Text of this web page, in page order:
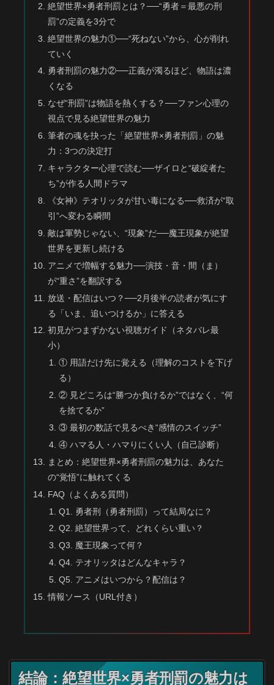
絶望世界×勇者刑罰とは？──“勇者＝最悪の刑
罰”の定義を3分で
絶望世界の魅力①──“死ねない”から、心が削れ
ていく
勇者刑罰の魅力②──正義が濁るほど、物語は濃
くなる
なぜ“刑罰”は物語を熱くする？──ファン心理の
視点で見る絶望世界の魅力
筆者の魂を抉った「絶望世界×勇者刑罰」の魅
力：3つの決定打
キャラクター心理で読む──ザイロと“破綻者た
ち”が作る人間ドラマ
《女神》テオリッタが甘い毒になる──救済が“取
引”へ変わる瞬間
敵は軍勢じゃない、“現象”だ──魔王現象が絶望
世界を更新し続ける
アニメで増幅する魅力──演技・音・間（ま）
が“重さ”を翻訳する
放送・配信はいつ？──2月後半の読者が気にす
る「いま、追いつけるか」に答える
初見がつまずかない視聴ガイド（ネタバレ最
小）
① 用語だけ先に覚える（理解のコストを下げ
る）
② 見どころは“勝つか負けるか”ではなく、“何
を捨てるか”
③ 最初の数話で見るべき“感情のスイッチ”
④ ハマる人・ハマりにくい人（自己診断）
まとめ：絶望世界×勇者刑罰の魅力は、あなた
の“覚悟”に触れてくる
FAQ（よくある質問）
Q1. 勇者刑（勇者刑罰）って結局なに？
Q2. 絶望世界って、どれくらい重い？
Q3. 魔王現象って何？
Q4. テオリッタはどんなキャラ？
Q5. アニメはいつから？配信は？
情報ソース（URL付き）
結論：絶望世界×勇者刑罰の魅力は